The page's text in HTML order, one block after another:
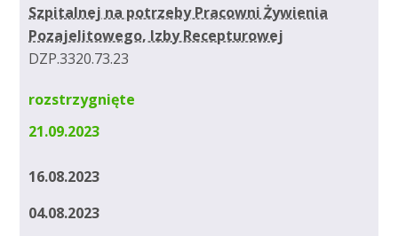
Szpitalnej na potrzeby Pracowni Żywienia
Pozajelitowego, Izby Recepturowej
DZP.3320.73.23
rozstrzygnięte
21.09.2023
16.08.2023
04.08.2023